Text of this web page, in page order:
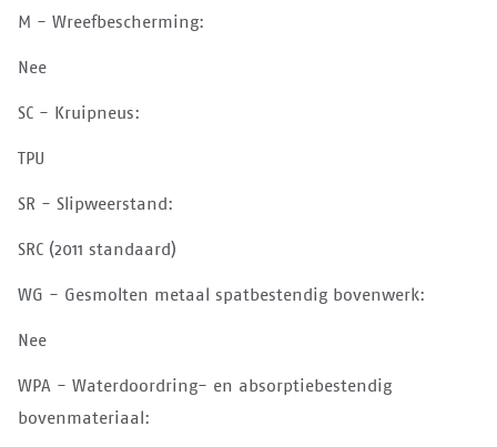
M - Wreefbescherming:
Nee
SC - Kruipneus:
TPU
SR - Slipweerstand:
SRC (2011 standaard)
WG - Gesmolten metaal spatbestendig bovenwerk:
Nee
WPA - Waterdoordring- en absorptiebestendig
bovenmateriaal: